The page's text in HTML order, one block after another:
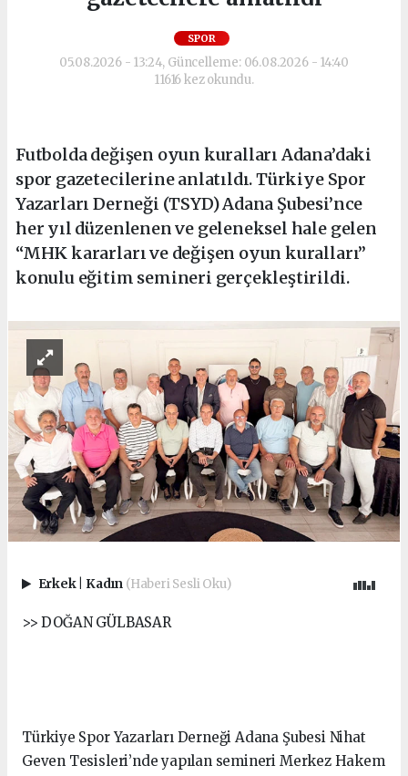
SPOR
05.08.2026 - 13:24, Güncelleme: 06.08.2026 - 14:40
11616 kez okundu.
Futbolda değişen oyun kuralları Adana’daki
spor gazetecilerine anlatıldı. Türkiye Spor
Yazarları Derneği (TSYD) Adana Şubesi’nce
her yıl düzenlenen ve geleneksel hale gelen
“MHK kararları ve değişen oyun kuralları”
konulu eğitim semineri gerçekleştirildi.
Erkek Kadın (Haberi Sesli Oku)
>> DOĞAN GÜLBASAR
Türkiye Spor Yazarları Derneği Adana Şubesi Nihat
Geven Tesisleri’nde yapılan semineri Merkez Hakem